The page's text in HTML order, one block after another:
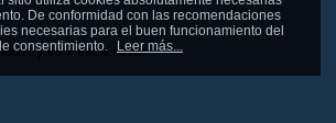
De conformidad con las recomendaciones
necesarias para el buen funcionamiento del
consentimiento.
Leer más...
Pesca.news